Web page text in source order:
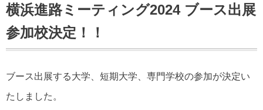
横浜進路ミーティング2024 ブース出展
参加校決定！！
ブース出展する大学、短期大学、専門学校の参加が決定い
たしました。